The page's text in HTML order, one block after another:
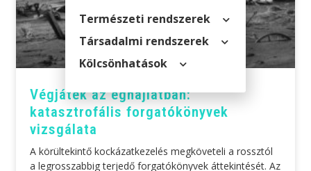
Végjáték az éghajlatban:
katasztrofális forgatókönyvek
vizsgálata
A körültekintő kockázatkezelés megköveteli a rossztól
a legrosszabbig terjedő forgatókönyvek áttekintését. Az
Természeti rendszerek
Társadalmi rendszerek
Kölcsön­hatások